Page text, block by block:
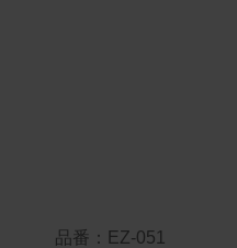
品番：EZ-051